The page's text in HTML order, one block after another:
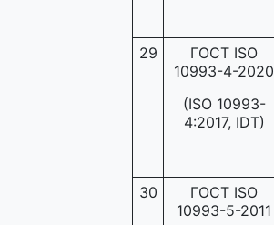
29
ГОСТ ISO
10993-4-2020
(ISO 10993-
4:2017, IDT)
30
ГОСТ ISO
10993-5-2011